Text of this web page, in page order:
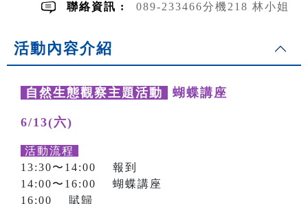
聯絡資訊 : 089-233466分機218 林小姐
活動內容介紹
自然生態觀察主題活動 蝴蝶講座
6/13(六)
活動流程
13:30〜14:00 報到
14:00〜16:00 蝴蝶講座
16:00 賦歸